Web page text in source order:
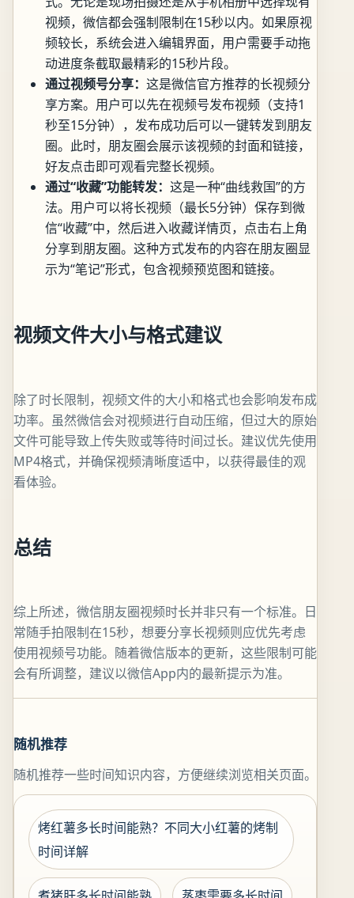
视频，微信都会强制限制在15秒以内。如果原视
频较长，系统会进入编辑界面，用户需要手动拖
动进度条截取最精彩的15秒片段。
通过视频号分享： 这是微信官方推荐的长视频分
享方案。用户可以先在视频号发布视频（支持1
秒至15分钟），发布成功后可以一键转发到朋友
圈。此时，朋友圈会展示该视频的封面和链接，
好友点击即可观看完整长视频。
通过“收藏”功能转发： 这是一种“曲线救国”的方
法。用户可以将长视频（最长5分钟）保存到微
信“收藏”中，然后进入收藏详情页，点击右上角
分享到朋友圈。这种方式发布的内容在朋友圈显
示为“笔记”形式，包含视频预览图和链接。
视频文件大小与格式建议
除了时长限制，视频文件的大小和格式也会影响发布成
功率。虽然微信会对视频进行自动压缩，但过大的原始
文件可能导致上传失败或等待时间过长。建议优先使用
MP4格式，并确保视频清晰度适中，以获得最佳的观
看体验。
总结
综上所述，微信朋友圈视频时长并非只有一个标准。日
常随手拍限制在15秒，想要分享长视频则应优先考虑
使用视频号功能。随着微信版本的更新，这些限制可能
会有所调整，建议以微信App内的最新提示为准。
随机推荐
随机推荐一些时间知识内容，方便继续浏览相关页面。
烤红薯多长时间能熟？不同大小红薯的烤制
时间详解